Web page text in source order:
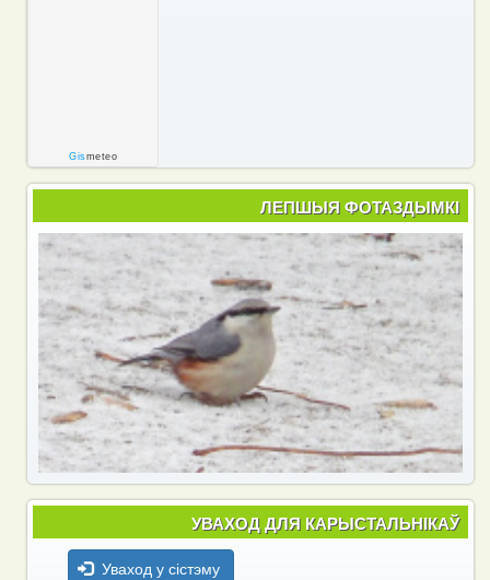
Gismeteo
ЛЕПШЫЯ ФОТАЗДЫМКІ
УВАХОД ДЛЯ КАРЫСТАЛЬНІКАЎ
Уваход у сістэму